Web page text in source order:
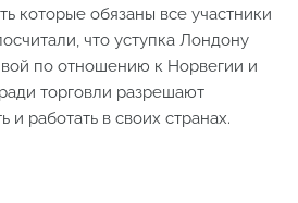
которые обязаны все участники
что уступка Лондону
по отношению к Норвегии и
торговли разрешают
работать в своих странах.